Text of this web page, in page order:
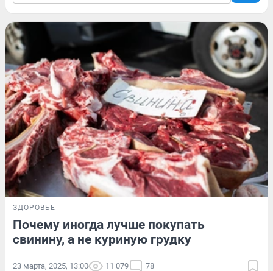
ЗДОРОВЬЕ
Почему иногда лучше покупать
свинину, а не куриную грудку
23 марта, 2025, 13:00 11 079 78